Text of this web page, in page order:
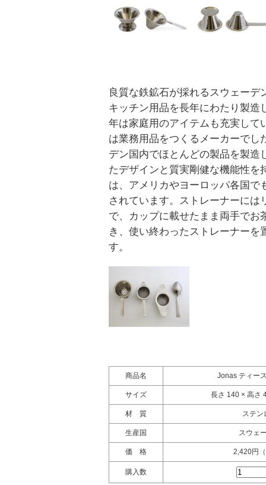
良質な鉄鉱石が採れるスウェーデ
キッチン用品を長年にわたり製造
年は家庭用のアイテムも充実して
は業務用品をつくるメーカーでし
デン国内でほとんどの製品を製造
たデザインと質実剛健な機能性を
は、アメリカやヨーロッパ各国で
されています。ストレーナーには
で、カップに載せたまま両手でお
き、使い終わったストレーナーを
す。
商品名 Jonas ティー
サイズ 長さ 140 × 高さ
材 質 ステン
生産国 スウェ
価 格 2,420円
購入数